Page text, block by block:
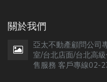
關於我們
亞太不動產顧問公司
室/台北店面/台北高
售服務 客戶專線02-